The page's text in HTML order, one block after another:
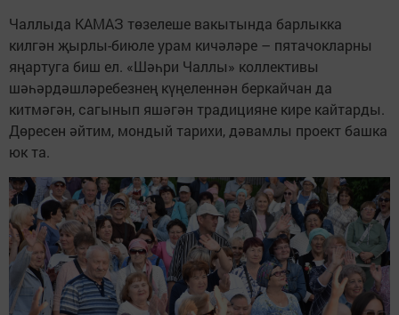
Чаллыда КАМАЗ төзелеше вакытында барлыкка
килгән җырлы-биюле урам кичәләре – пятачокларны
яңартуга биш ел. «Шәһри Чаллы» коллективы
шәһәрдәшләребезнең күңеленнән беркайчан да
китмәгән, сагынып яшәгән традицияне кире кайтарды.
Дөресен әйтим, мондый тарихи, дәвамлы проект башка
юк та.